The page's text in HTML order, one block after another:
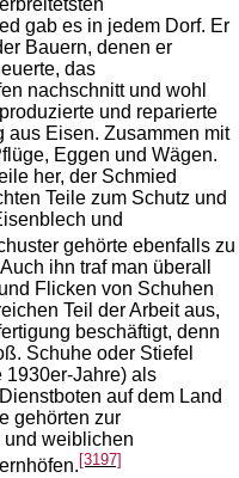
gab es in jedem Dorf. Er
Bauern, denen er
das
nachschnitt und wohl
und reparierte
aus Eisen. Zusammen mit
Eggen und Wägen.
her, der Schmied
Teile zum Schutz und
und
gehörte ebenfalls zu
ihn traf man überall
Flicken von Schuhen
Teil der Arbeit aus,
beschäftigt, denn
Schuhe oder Stiefel
1930er-Jahre) als
auf dem Land
gehörten zur
und weiblichen
[3197]